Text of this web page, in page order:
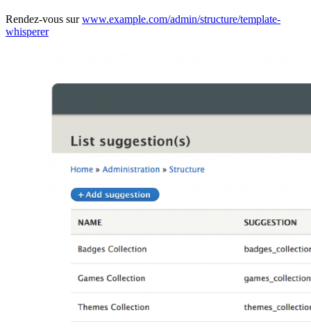
Rendez-vous surwww.example.com/admin/structure/template-
whisperer